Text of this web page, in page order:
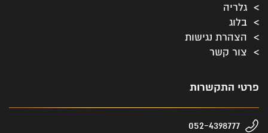
גלריה
בלוג
הצהרת נגישות
צור קשר
פרטי התקשרות
052-4398777